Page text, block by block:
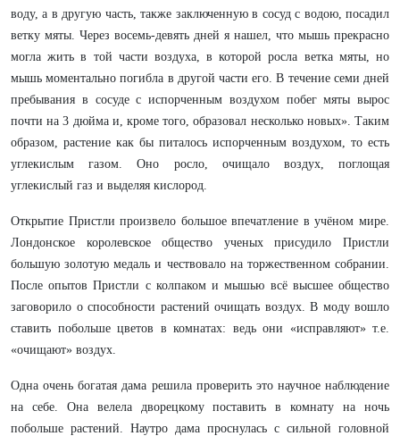
воду, а в другую часть, также заключенную в сосуд с водою, посадил
ветку мяты. Через восемь-девять дней я нашел, что мышь прекрасно
могла жить в той части воздуха, в которой росла ветка мяты, но
мышь моментально погибла в другой части его. В течение семи дней
пребывания в сосуде с испорченным воздухом побег мяты вырос
почти на 3 дюйма и, кроме того, образовал несколько новых». Таким
образом, растение как бы питалось испорченным воздухом, то есть
углекислым газом. Оно росло, очищало воздух, поглощая
углекислый газ и выделяя кислород.
Открытие Пристли произвело большое впечатление в учёном мире.
Лондонское королевское общество ученых присудило Пристли
большую золотую медаль и чествовало на торжественном собрании.
После опытов Пристли с колпаком и мышью всё высшее общество
заговорило о способности растений очищать воздух. В моду вошло
ставить побольше цветов в комнатах: ведь они «исправляют» т.е.
«очищают» воздух.
Одна очень богатая дама решила проверить это научное наблюдение
на себе. Она велела дворецкому поставить в комнату на ночь
побольше растений. Наутро дама проснулась с сильной головной